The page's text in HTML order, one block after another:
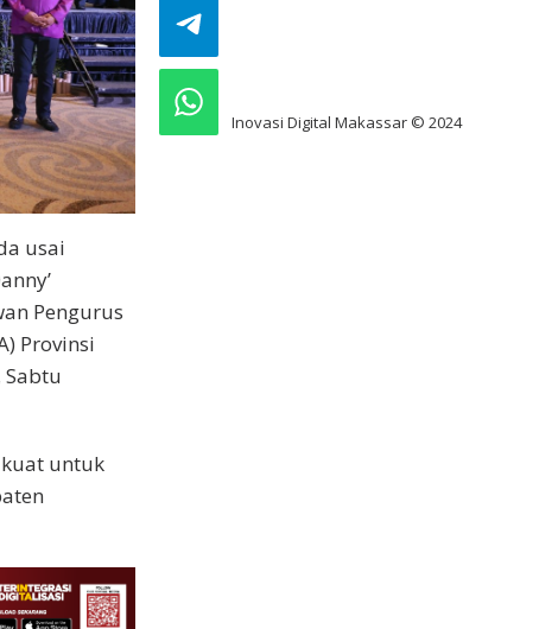
usai
Pengurus
Provinsi
untuk
Inovasi Digital Makassar © 2024